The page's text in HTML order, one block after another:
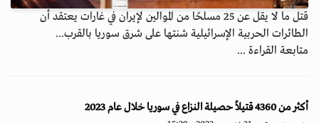
قتل ما لا يقل عن 25 مسلحًا من الموالين لإيران في غارات يعتقد أن
الطائرات الحربية الإسرائيلية شنتها على شرق سوريا بالقرب...
متابعة القراءة ...
أكثر من 4360 قتيلاً حصيلة النزاع في سوريا خلال عام 2023